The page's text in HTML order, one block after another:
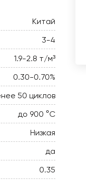
Китай
3-4
1.9-2.8 т/м³
0.30-0.70%
50 циклов
до 900 °C
Низкая
да
0.35